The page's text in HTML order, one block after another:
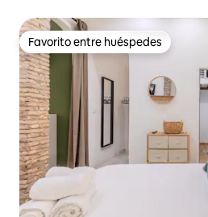
Favorito entre huéspedes
Favorito entre huéspedes